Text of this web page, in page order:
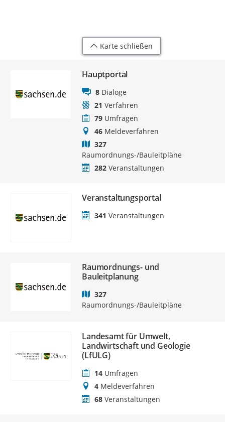
Karte schließen
Hauptportal
8 Dialoge
21 Verfahren
79 Umfragen
46 Meldeverfahren
327
Raumordnungs-/Bauleitpläne
282 Veranstaltungen
Veranstaltungsportal
341 Veranstaltungen
Raumordnungs- und
Bauleitplanung
327
Raumordnungs-/Bauleitpläne
Landesamt für Umwelt,
Landwirtschaft und Geologie
(LfULG)
14 Umfragen
4 Meldeverfahren
68 Veranstaltungen